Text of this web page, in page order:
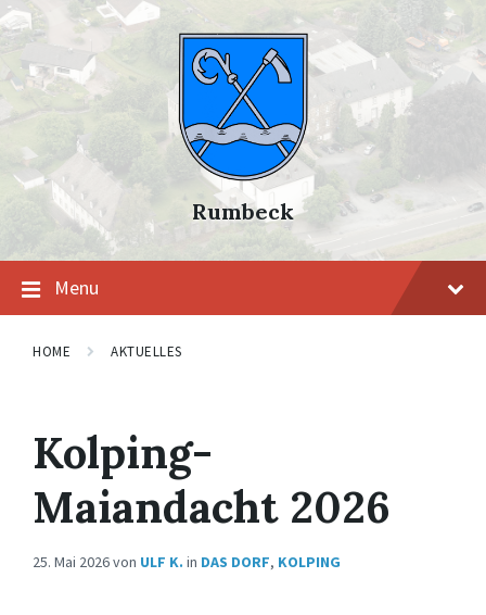
Skip
to
Skip
to
navigation
Skip
to
Rumbeck
Menu
HOME AKTUELLES
Kolping-
Maiandacht 2026
25. Mai 2026von ULF K. in DAS DORF, KOLPING